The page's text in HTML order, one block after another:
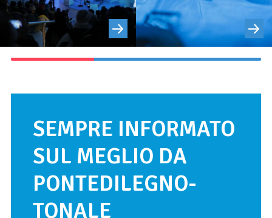
SEMPRE INFORMATO
SUL MEGLIO DA
PONTEDILEGNO-
TONALE